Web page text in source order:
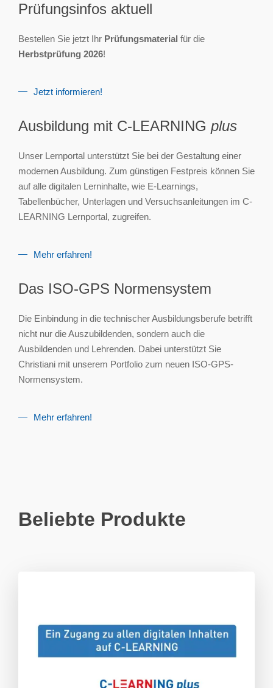
Prüfungsinfos aktuell
Bestellen Sie jetzt Ihr Prüfungsmaterial für die
Herbstprüfung 2026!
Jetzt informieren!
Ausbildung mit C-LEARNING plus
Unser Lernportal unterstützt Sie bei der Gestaltung einer
modernen Ausbildung. Zum günstigen Festpreis können Sie
auf alle digitalen Lerninhalte, wie E-Learnings,
Tabellenbücher, Unterlagen und Versuchsanleitungen im C-
LEARNING Lernportal, zugreifen.
Mehr erfahren!
Das ISO-GPS Normensystem
Die Einbindung in die technischer Ausbildungsberufe betrifft
nicht nur die Auszubildenden, sondern auch die
Ausbildenden und Lehrenden. Dabei unterstützt Sie
Christiani mit unserem Portfolio zum neuen ISO-GPS-
Normensystem.
Mehr erfahren!
Beliebte Produkte